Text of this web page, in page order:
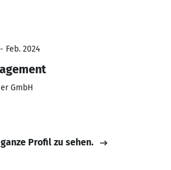
Feb. 2024
GmbH
Profil zu sehen.